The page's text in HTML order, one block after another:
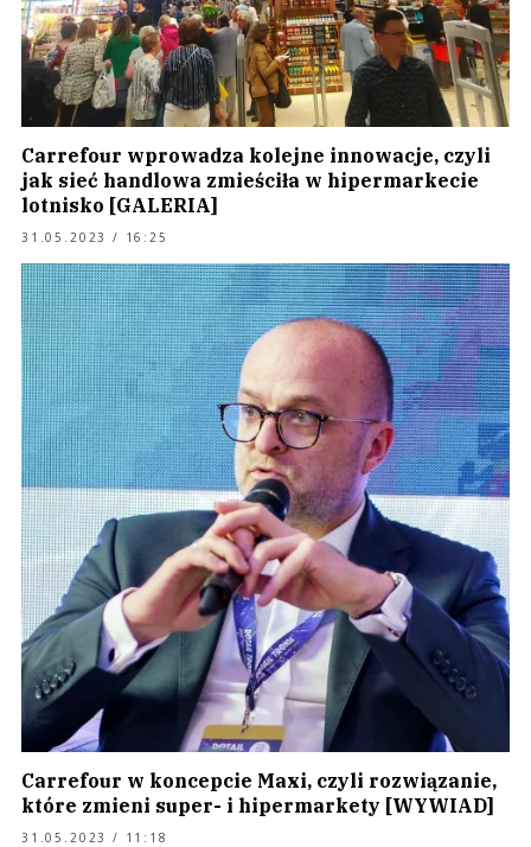
Carrefour wprowadza kolejne innowacje, czyli
jak sieć handlowa zmieściła w hipermarkecie
lotnisko [GALERIA]
31.05.2023 / 16:25
Carrefour w koncepcie Maxi, czyli rozwiązanie,
które zmieni super- i hipermarkety [WYWIAD]
31.05.2023 / 11:18